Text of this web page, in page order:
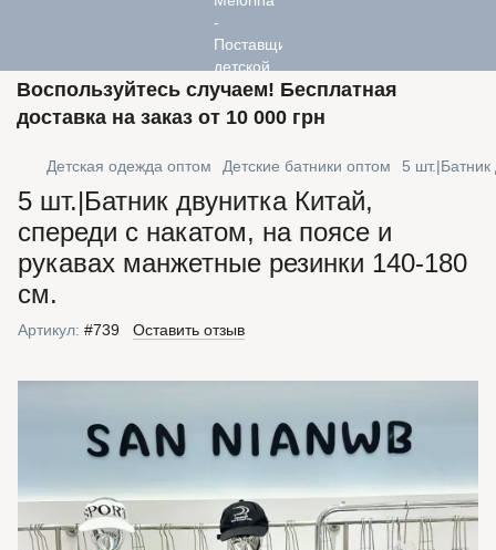
Воспользуйтесь случаем! Бесплатная
доставка на заказ от 10 000 грн
Детская одежда оптом Детские батники оптом 5
5 шт.|Батник двунитка Китай,
спереди с накатом, на поясе и
рукавах манжетные резинки 140-180
см.
Артикул: #739 Оставить отзыв